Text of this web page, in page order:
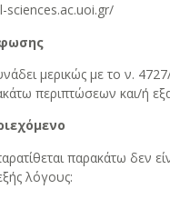
sciences.ac.uoi.gr/
μερικώς με το ν.
περιπτώσεων και/ή
παρακάτω δεν
λόγους: